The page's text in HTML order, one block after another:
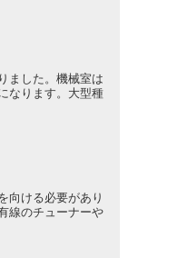
ました。機械室は
なります。大型種
向ける必要があり
線のチューナーや